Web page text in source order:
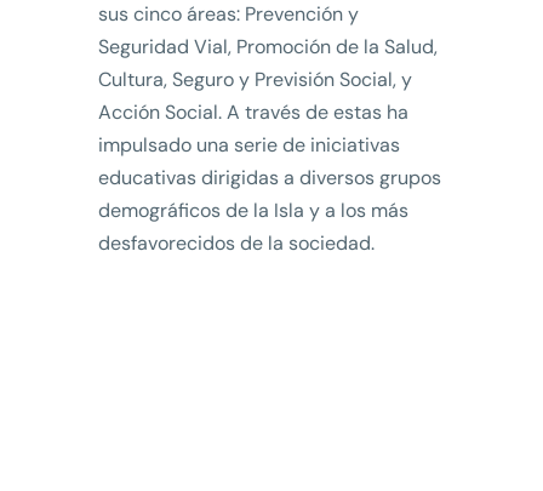
sus cinco áreas: Prevención y
Seguridad Vial, Promoción de la Salud,
Cultura, Seguro y Previsión Social, y
Acción Social. A través de estas ha
impulsado una serie de iniciativas
educativas dirigidas a diversos grupos
demográficos de la Isla y a los más
desfavorecidos de la sociedad.